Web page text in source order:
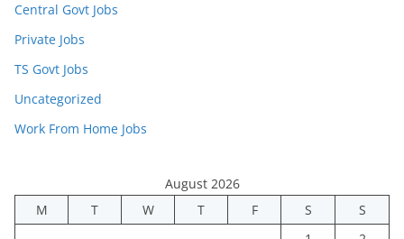
Central Govt Jobs
Private Jobs
TS Govt Jobs
Uncategorized
Work From Home Jobs
August 2026
M
T W T F S
S